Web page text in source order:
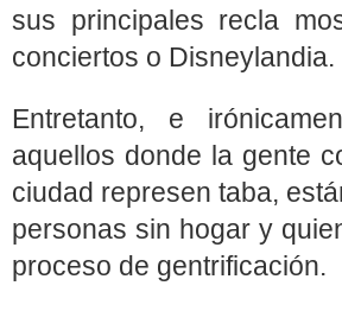
sus principales recla
conciertos o Disneylandia.
Entretanto, e
aquellos donde la gente
ciudad represen taba,
personas sin hogar y
proceso de gentrificación.